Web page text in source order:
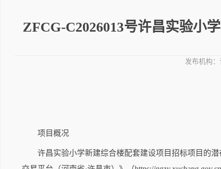
ZFCG-C2026013号许昌实验小
发布机构：
项目概况
许昌实验小学新建综合楼配套建设项目招标项目的